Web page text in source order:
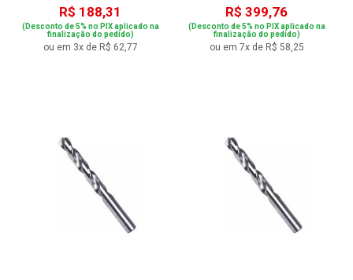
R$ 188,31
(Desconto de 5% no PIX aplicado na
finalização do pedido)
ou em 3x de R$ 62,77
R$ 399,76
(Desconto de 5% no PIX aplicado na
finalização do pedido)
ou em 7x de R$ 58,25